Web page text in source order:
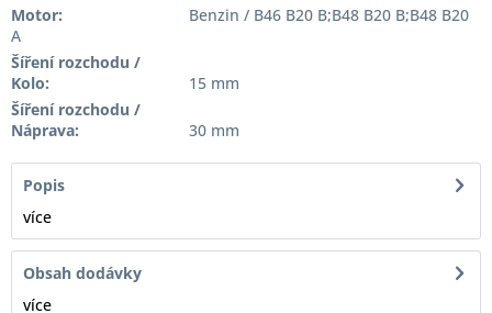
Motor:
Benzin / B46 B20 B;B48 B20 B;B48 B20
A
Šíření rozchodu /
Kolo:
15 mm
Šíření rozchodu /
Náprava:
30 mm
Popis
více
Obsah dodávky
více